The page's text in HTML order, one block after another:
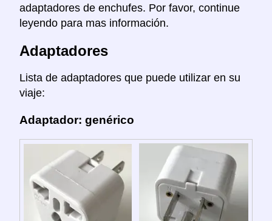
adaptadores de enchufes. Por favor, continue
leyendo para mas información.
Adaptadores
Lista de adaptadores que puede utilizar en su
viaje:
Adaptador: genérico